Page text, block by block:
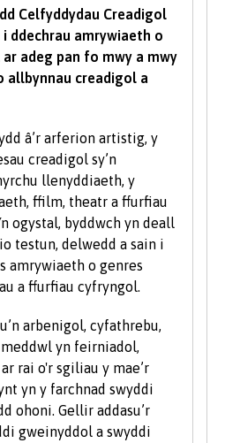
mae’n rhaid i chi gael
UCAS, gyda rhai
mewn pynciau
ar yr hyn yr hoffech ei
y bydd meini prawf
gosod - bydd y rhain
y gofynion mynediad
manwl o bwyntiau
feddu ar sgiliau
Brifysgol hefyd yn gweld
a chyfathrebu.
a chefndiroedd ac yn
Fel rhan o bolisi’r
ceisiadau gan
ar yr un sail â phob
Celfyddydau Creadigol
ddechrau amrywiaeth o
adeg pan fo mwy a mwy
allbynnau creadigol a
â’r arferion artistig, y
creadigol sy’n
llenyddiaeth, y
ffilm, theatr a ffurfiau
ogystal, byddwch yn deall
testun, delwedd a sain i
amrywiaeth o genres
a ffurfiau cyfryngol.
arbenigol, cyfathrebu,
yn feirniadol,
rai o'r sgiliau y mae’r
yn y farchnad swyddi
ohoni. Gellir addasu’r
gweinyddol a swyddi